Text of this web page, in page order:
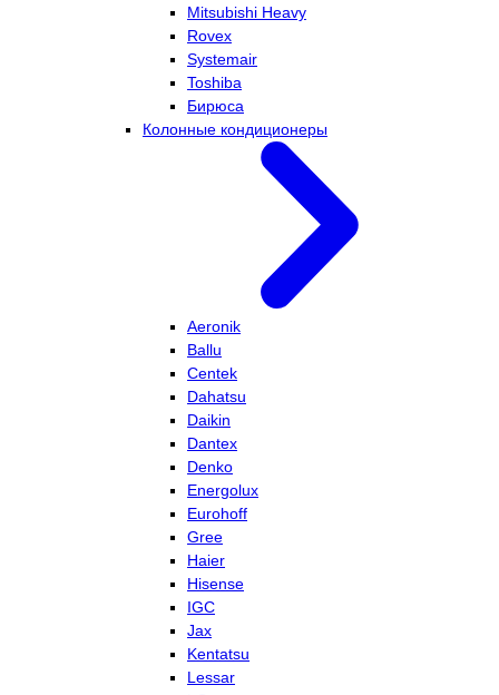
Mitsubishi Heavy
Rovex
Systemair
Toshiba
Бирюса
Колонные кондиционеры
Aeronik
Ballu
Centek
Dahatsu
Daikin
Dantex
Denko
Energolux
Eurohoff
Gree
Haier
Hisense
IGC
Jax
Kentatsu
Lessar